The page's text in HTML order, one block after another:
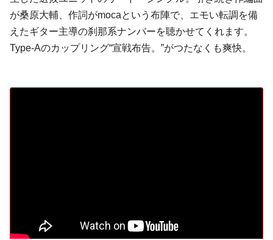
が桑原大輔 、作詞がmocaという布陣で、エモい転調を備
えたギター主導の刹那系ナンバーを聴かせてくれます。
Type-Aのカップリング“宣戦布告。”がつたなくも爽快。